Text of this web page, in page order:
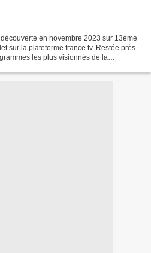
en novembre 2023 sur 13ème
sur la plateforme france.tv. Restée près
les plus visionnés de la